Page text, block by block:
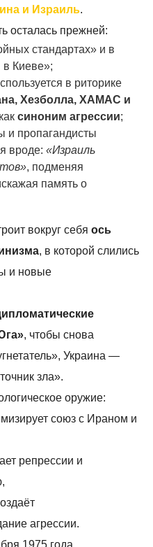
и Израиль.
осталась прежней:
стандартах» и в
в Киеве»;
в риторике
Хезболла, ХАМАС и
синоним агрессии;
и пропагандисты
вроде:«Израиль
, подменяя
память о
вокруг себяось
, в которой слились
и новые
, чтобы снова
Украина —
зла».
оружие:
союз с Ираном и
репрессии и
агрессии.